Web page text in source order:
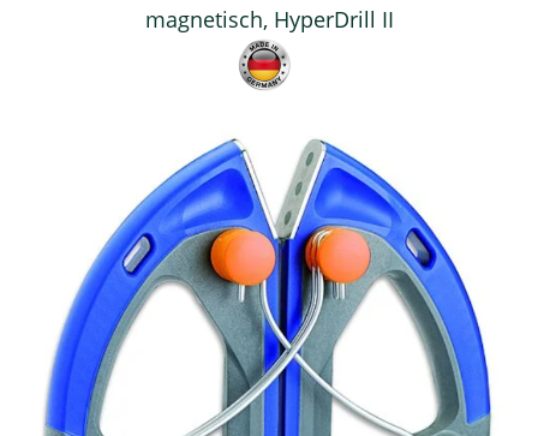
magnetisch, HyperDrill II